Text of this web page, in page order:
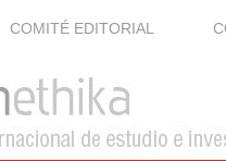
COMITÉ EDITORIAL